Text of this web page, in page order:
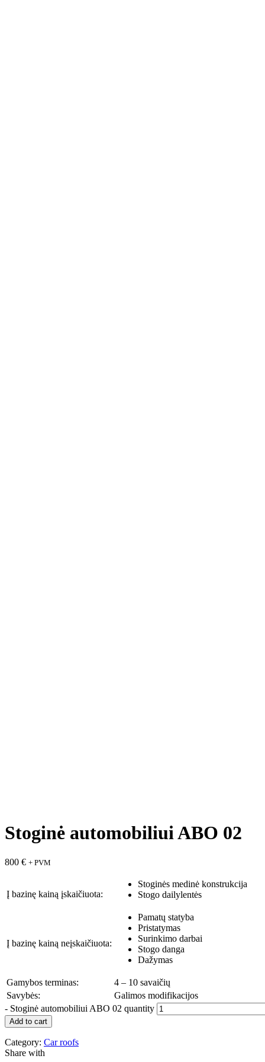
Stoginė automobiliui ABO 02
800 € + PVM
Į bazinę kainą įskaičiuota:
Stoginės medinė konstrukcija
Stogo dailylentės
Į bazinę kainą neįskaičiuota:
Pamatų statyba
Pristatymas
Surinkimo darbai
Stogo danga
Dažymas
Gamybos terminas:
4 – 10 savaičių
Savybės:
Galimos modifikacijos
- Stoginė automobiliui ABO 02 quantity
Add to cart
Category: Car roofs
Share with